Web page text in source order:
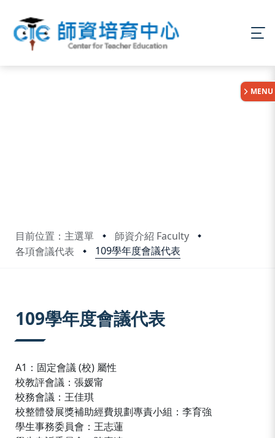
目前位置：主選單
師資介紹 Faculty
各項會議代表
109學年度會議代表
MENU
109學年度會議代表
A1：固定會議 (校) 屬性
校教評會議：張媛甯
校務會議：王佳琪
校整體發展獎補助經費規劃專責小組：李育強
學生事務委員會：王志蓮